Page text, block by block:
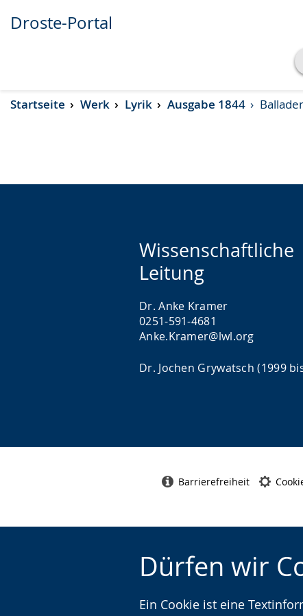
Transkript anzeigen
Abspielen
Pausieren
Droste-Portal
Dürfen wir
Ein Cookie ist eine
Startseite Werk Lyrik Ausgabe 1844
Wissenschaftliche
Leitung
Dr. Anke Kramer
0251-591-4681
Anke.Kramer@lwl.org
Dr. Jochen Grywatsch (1999
Barrierefreiheit